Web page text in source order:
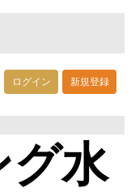
ログイン 新規登録
グ水